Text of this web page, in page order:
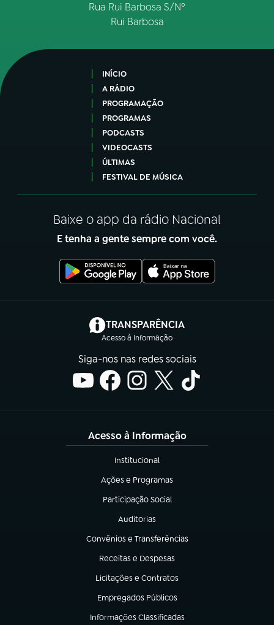
Rua Rui Barbosa S/Nº
Rui Barbosa
INÍCIO
A RÁDIO
PROGRAMAÇÃO
PROGRAMAS
PODCASTS
VIDEOCASTS
ÚLTIMAS
FESTIVAL DE MÚSICA
Baixe o app da rádio Nacional
E tenha a gente sempre com você.
TRANSPARÊNCIA
Acesso à Informação
(abre em nova aba)
Siga-nos nas redes sociais
Acesso à Informação
Institucional
(abre em nova aba)
Ações e Programas
(abre em nova aba)
Participação Social
(abre em nova aba)
Auditorias
(abre em nova aba)
Convênios e Transferências
(abre em nova aba)
Receitas e Despesas
(abre em nova aba)
Licitações e Contratos
(abre em nova aba)
Empregados Públicos
(abre em nova aba)
Informações Classificadas
(abre em nova aba)